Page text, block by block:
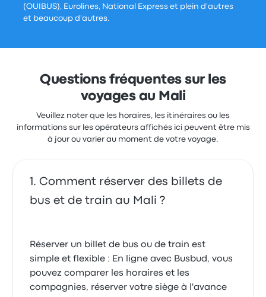
(OUIBUS), Eurolines, National Express et plein d'autres
et beaucoup d'autres.
Questions fréquentes sur les
voyages au Mali
Veuillez noter que les horaires, les itinéraires ou les
informations sur les opérateurs affichés ici peuvent être mis
à jour ou varier au moment de votre voyage.
Comment réserver des billets de
bus et de train au Mali ?
Réserver un billet de bus ou de train est
simple et flexible : En ligne avec Busbud, vous
pouvez comparer les horaires et les
compagnies, réserver votre siège à l'avance